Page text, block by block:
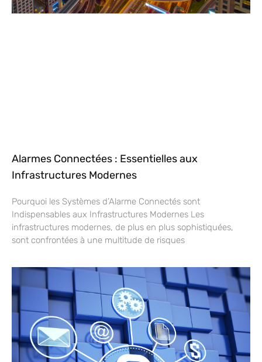
Alarmes Connectées : Essentielles aux
Infrastructures Modernes
Pourquoi les Systèmes d’Alarme Connectés sont
Indispensables aux Infrastructures Modernes Les
infrastructures modernes, de plus en plus sophistiquées,
sont confrontées à une multitude de risques